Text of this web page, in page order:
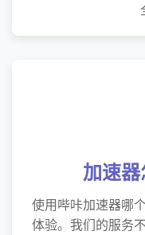
加速
使用哔咔加速器哪
体验。我们的服务